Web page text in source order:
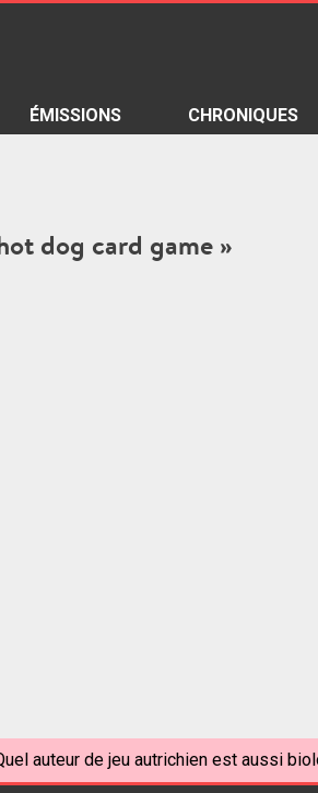
ÉMISSIONS CHRONIQUES
dog card game »
auteur de jeu autrichien est aussi